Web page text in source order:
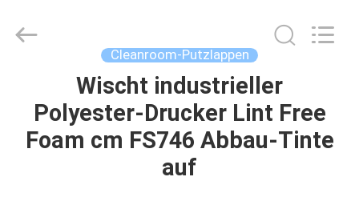
PRODUKTE
Cleanroom-Putzlappen
Wischt industrieller
Polyester-Drucker Lint Free
Foam cm FS746 Abbau-Tinte
auf